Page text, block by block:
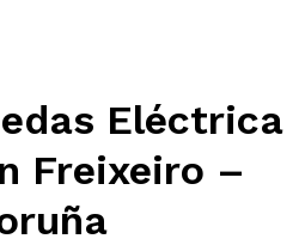
Eléctrica
Freixeiro –